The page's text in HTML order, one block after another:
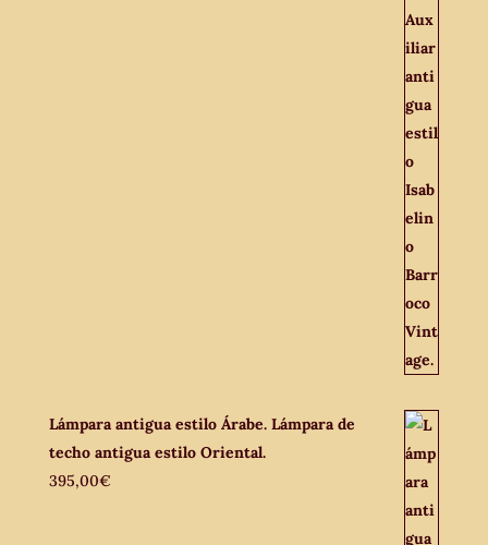
Lámpara antigua estilo Árabe. Lámpara de
techo antigua estilo Oriental.
395,00€